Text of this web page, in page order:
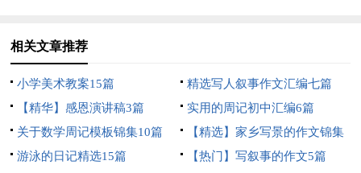
相关文章推荐
小学美术教案15篇
精选写人叙事作文汇编七篇
【精华】感恩演讲稿3篇
实用的周记初中汇编6篇
关于数学周记模板锦集10篇
【精选】家乡写景的作文锦集
5篇
游泳的日记精选15篇
【热门】写叙事的作文5篇